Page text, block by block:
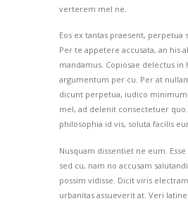
verterem mel ne.
Eos ex tantas praesent, perpetua
Per te appetere accusata, an his
mandamus. Copiosae delectus in
argumentum per cu. Per at
dicunt perpetua, iudico
mel, ad delenit consectetuer
philosophia id vis, soluta facilis
Nusquam dissentiet ne eum.
sed cu, nam no accusam
possim vidisse. Dicit viris
urbanitas assueverit at. Veri